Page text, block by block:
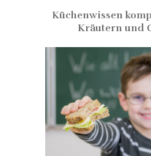
Küchenwissen
Kräutern und